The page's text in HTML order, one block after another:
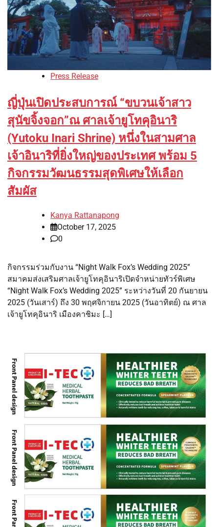
Press Release
ญี่ปุ่นเปิดประสบการณ์ “ขบวนเจ้าสาว
สุนัขจิ้งจอก”ณ ศาลเจ้ายูโทคุอินาริ
(Yutoku Inari Shrine) หนึ่งในสามศาล
เจ้าอินาริที่ยิ่งใหญ่ของประเทศ พร้อม 5
กิจกรรมวัฒนธรรมสุดพิเศษให้เลือก
สัมผัส
Kanya Rattanapong
October 17, 2025
0
กิจกรรมร่วมกับงาน “Night Walk Fox’s Wedding 2025”
สมาคมส่งเสริมศาลเจ้ายูโทคุอินาริเปิดจำหน่ายทัวร์พิเศษ
“Night Walk Fox’s Wedding 2025” ระหว่างวันที่ 20 กันยายน
2025 (วันเสาร์) ถึง 30 พฤศจิกายน 2025 (วันอาทิตย์) ณ ศาล
เจ้ายูโทคุอินาริ เมืองคาชิมะ […]